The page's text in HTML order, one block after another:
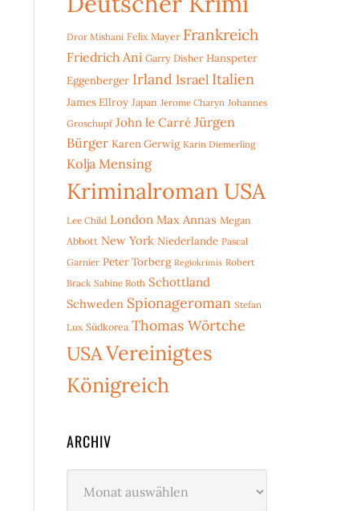
Dror Mishani Felix Mayer Frankreich
Friedrich Ani Garry Disher Hanspeter
Eggenberger Irland Israel Italien
James Ellroy Japan Jerome Charyn Johannes
Groschupf John le Carré Jürgen
Bürger Karen Gerwig Karin Diemerling
Kolja Mensing
Kriminalroman USA
Lee Child London Max Annas Megan
Abbott New York Niederlande Pascal
Garnier Peter Torberg Regiokrimis Robert
Brack Sabine Roth Schottland
Schweden Spionageroman Stefan
Lux Südkorea Thomas Wörtche
USAVereinigtes
Königreich
ARCHIV